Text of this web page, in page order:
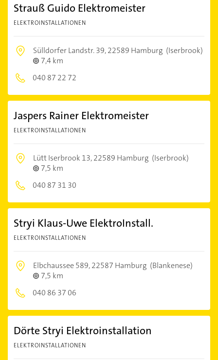
Strauß Guido Elektromeister
ELEKTROINSTALLATIONEN
Sülldorfer Landstr. 39,22589 Hamburg (Iserbrook)
7,4 km
040 87 22 72
Jaspers Rainer Elektromeister
ELEKTROINSTALLATIONEN
Lütt Iserbrook 13,22589 Hamburg (Iserbrook)
7,5 km
040 87 31 30
Stryi Klaus-Uwe ElektroInstall.
ELEKTROINSTALLATIONEN
Elbchaussee 589,22587 Hamburg (Blankenese)
7,5 km
040 86 37 06
Dörte Stryi Elektroinstallation
ELEKTROINSTALLATIONEN